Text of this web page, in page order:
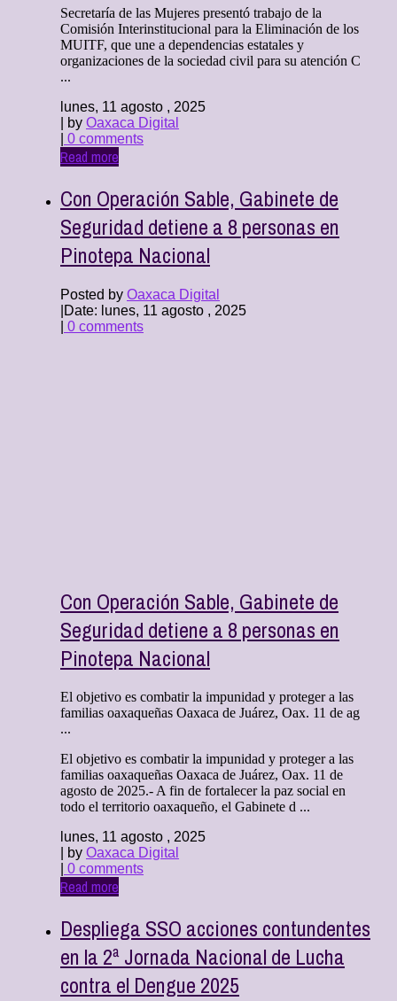
Secretaría de las Mujeres presentó trabajo de la
Comisión Interinstitucional para la Eliminación de los
MUITF, que une a dependencias estatales y
organizaciones de la sociedad civil para su atención C
...
lunes, 11 agosto , 2025
| by Oaxaca Digital
0 comments
Read more
Con Operación Sable, Gabinete de
Seguridad detiene a 8 personas en
Pinotepa Nacional
Posted by Oaxaca Digital
Date: lunes, 11 agosto , 2025
0 comments
Con Operación Sable, Gabinete de
Seguridad detiene a 8 personas en
Pinotepa Nacional
El objetivo es combatir la impunidad y proteger a las
familias oaxaqueñas Oaxaca de Juárez, Oax. 11 de ag
...
El objetivo es combatir la impunidad y proteger a las
familias oaxaqueñas Oaxaca de Juárez, Oax. 11 de
agosto de 2025.- A fin de fortalecer la paz social en
todo el territorio oaxaqueño, el Gabinete d ...
lunes, 11 agosto , 2025
| by Oaxaca Digital
0 comments
Read more
Despliega SSO acciones contundentes
en la 2ª Jornada Nacional de Lucha
contra el Dengue 2025